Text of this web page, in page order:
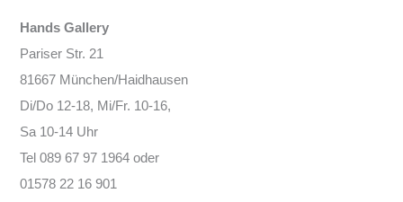
Hands Gallery
Pariser Str. 21
81667 München/Haidhausen
Di/Do 12-18, Mi/Fr. 10-16,
Sa 10-14 Uhr
Tel 089 67 97 1964 oder
01578 22 16 901